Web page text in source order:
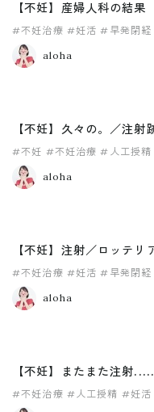
【不妊】産婦人科の結果
#不妊治療 #妊活 #早発閉経
aloha
【不妊】久々の。／注射
#不妊 #不妊治療 #人工授精
aloha
【不妊】注射／ロッテリ
#不妊治療 #妊活 #早発閉経
aloha
【不妊】またまた注射
#不妊治療 #人工授精 #妊活